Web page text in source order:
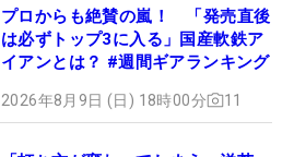
プロからも絶賛の嵐！ 「発売直後
は必ずトップ3に入る」国産軟鉄ア
イアンとは？ #週間ギアランキング
2026年8月9日 (日) 18時00分 11